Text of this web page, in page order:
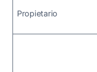
Propietario